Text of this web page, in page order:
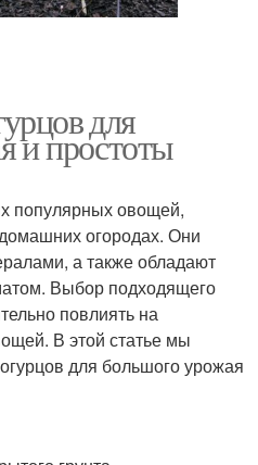
для
и простоты
популярных овощей,
огородах. Они
а также обладают
Выбор подходящего
повлиять на
В этой статье мы
для большого урожая